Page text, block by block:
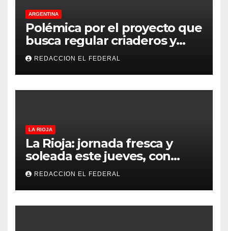
ARGENTINA
Polémica por el proyecto que
busca regular criaderos y
refugios de perros y gatos:
denuncian excesos, mientras
proteccionistas reclaman
controles más duros
REDACCION EL FEDERAL
LA RIOJA
La Rioja: jornada fresca y
soleada este jueves, con
temperaturas estables para
el viernes
REDACCION EL FEDERAL